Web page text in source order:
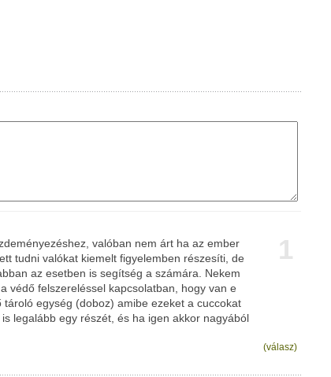
1
valóban nem árt ha az ember
tudni valókat kiemelt figyelemben részesíti, de
az esetben is segítség a számára. Nekem
védő felszereléssel kapcsolatban, hogy van e
egység (doboz) amibe ezeket a cuccokat
legalább egy részét, és ha igen akkor nagyából
(válasz)